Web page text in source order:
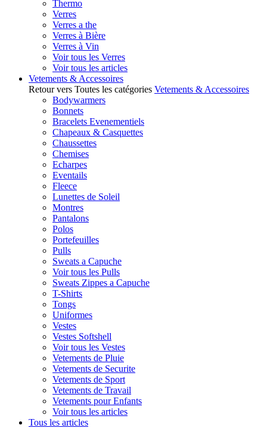
Thermo
Verres
Verres a the
Verres à Bière
Verres à Vin
Voir tous les Verres
Voir tous les articles
Vetements & Accessoires
Retour vers Toutes les catégories Vetements & Accessoires
Bodywarmers
Bonnets
Bracelets Evenementiels
Chapeaux & Casquettes
Chaussettes
Chemises
Echarpes
Eventails
Fleece
Lunettes de Soleil
Montres
Pantalons
Polos
Portefeuilles
Pulls
Sweats a Capuche
Voir tous les Pulls
Sweats Zippes a Capuche
T-Shirts
Tongs
Uniformes
Vestes
Vestes Softshell
Voir tous les Vestes
Vetements de Pluie
Vetements de Securite
Vetements de Sport
Vetements de Travail
Vetements pour Enfants
Voir tous les articles
Tous les articles